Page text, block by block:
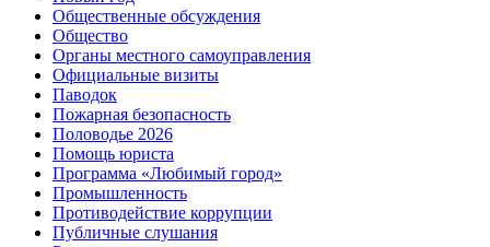
Общественные обсуждения
Общество
Органы местного самоуправления
Официальные визиты
Паводок
Пожарная безопасность
Половодье 2026
Помощь юриста
Программа «Любимый город»
Промышленность
Противодействие коррупции
Публичные слушания